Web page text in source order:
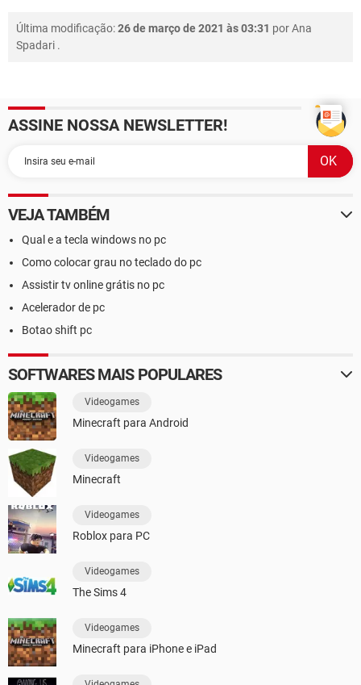
Última modificação:26 de março de 2021 às 03:31 porAna
Spadari .
ASSINE NOSSA NEWSLETTER!
VEJA TAMBÉM
Qual e a tecla windows no pc
Como colocar grau no teclado do pc
Assistir tv online grátis no pc
Acelerador de pc
Botao shift pc
SOFTWARES MAIS POPULARES
Videogames
Minecraft para Android
Videogames
Minecraft
Videogames
Roblox para PC
Videogames
The Sims 4
Videogames
Minecraft para iPhone e iPad